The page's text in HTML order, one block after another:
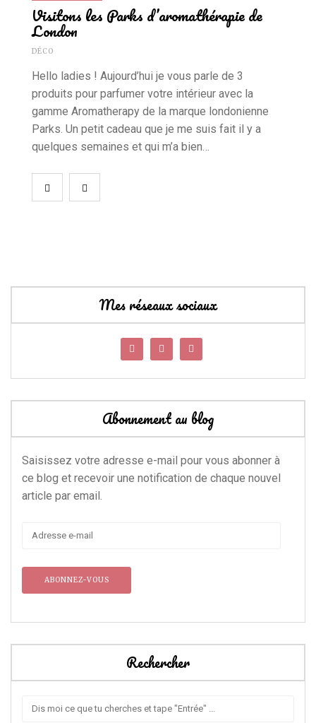
Visitons les Parks d’aromathérapie de
London
DÉCO
Hello ladies ! Aujourd’hui je vous parle de 3
produits pour parfumer votre intérieur avec la
gamme Aromatherapy de la marque londonienne
Parks. Un petit cadeau que je me suis fait il y a
quelques semaines et qui m’a bien…
Mes réseaux sociaux
Abonnement au blog
Saisissez votre adresse e-mail pour vous abonner à
ce blog et recevoir une notification de chaque nouvel
article par email.
Adresse
mail
Rechercher